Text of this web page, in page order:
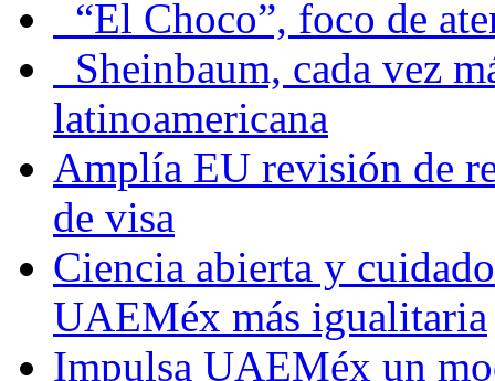
“El Choco”, foco de
Sheinbaum, cada vez
latinoamericana
Amplía EU revisión de
de visa
Ciencia abierta y
UAEMéx más igualitaria
Impulsa UAEMéx un